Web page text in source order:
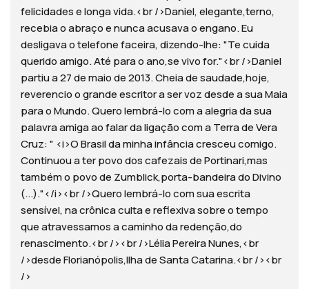
felicidades e longa vida.<br />Daniel, elegante,terno,
recebia o abraço e nunca acusava o engano. Eu
desligava o telefone faceira, dizendo-lhe: "Te cuida
querido amigo. Até para o ano,se vivo for."<br />Daniel
partiu a 27 de maio de 2013. Cheia de saudade,hoje,
reverencio o grande escritor a ser voz desde a sua Maia
para o Mundo. Quero lembrá-lo com a alegria da sua
palavra amiga ao falar da ligação com a Terra de Vera
Cruz: " <i>O Brasil da minha infância cresceu comigo.
Continuou a ter povo dos cafezais de Portinari,mas
também o povo de Zumblick,porta-bandeira do Divino
(...)."</i><br />Quero lembrá-lo com sua escrita
sensível, na crônica culta e reflexiva sobre o tempo
que atravessamos a caminho da redenção,do
renascimento.<br /><br />Lélia Pereira Nunes,<br
/>desde Florianópolis,Ilha de Santa Catarina.<br /><br
/>